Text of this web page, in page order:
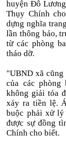
huyện Đô
Thụy Chính
dựng nghĩa
lần thông báo,
từ các phòng
tháo dỡ.
"UBND xã
của các phòng
không giải tỏa
xảy ra tiền lệ.
buộc phải xử lý
được sự đồng
Chính cho biết.